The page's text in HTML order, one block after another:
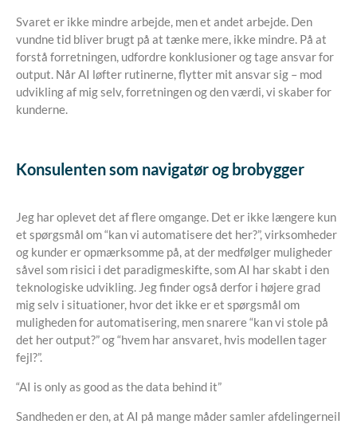
Svaret er ikke mindre arbejde, men et andet arbejde. Den
vundne tid bliver brugt på at tænke mere, ikke mindre. På at
forstå forretningen, udfordre konklusioner og tage ansvar for
output. Når AI løfter rutinerne, flytter mit ansvar sig – mod
udvikling af mig selv, forretningen og den værdi, vi skaber for
kunderne.
Konsulenten som navigatør og brobygger
Jeg har oplevet det af flere omgange. Det er ikke længere kun
et spørgsmål om “kan vi automatisere det her?”, virksomheder
og kunder er opmærksomme på, at der medfølger muligheder
såvel som risici i det paradigmeskifte, som AI har skabt i den
teknologiske udvikling. Jeg finder også derfor i højere grad
mig selv i situationer, hvor det ikke er et spørgsmål om
muligheden for automatisering, men snarere “kan vi stole på
det her output?” og “hvem har ansvaret, hvis modellen tager
fejl?”.
“AI is only as good as the data behind it”
Sandheden er den, at AI på mange måder samler afdelingerneiI